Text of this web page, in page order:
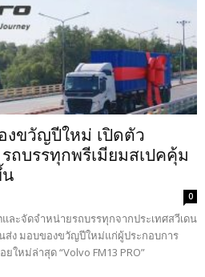
งขวัญปีใหม่ เปิดตัว
รถบรรทุกพรีเมียมสเปคคุ้ม
น
0
ละจัดจำหน่ายรถบรรทุกจากประเทศสวีเดน
ง มอบของขวัญปีใหม่แก่ผู้ประกอบการ
ใหม่ล่าสุด “Volvo FM13 PRO”